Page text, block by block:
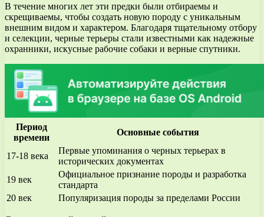
В течение многих лет эти предки были отбираемы и
скрещиваемы, чтобы создать новую породу с уникальным
внешним видом и характером. Благодаря тщательному отбору
и селекции, черные терьеры стали известными как надежные
охранники, искусные рабочие собаки и верные спутники.
Период
времени
Основные события
17-18 века
Первые упоминания о черных терьерах в
исторических документах
19 век
Официальное признание породы и разработка
стандарта
20 век
Популяризация породы за пределами России